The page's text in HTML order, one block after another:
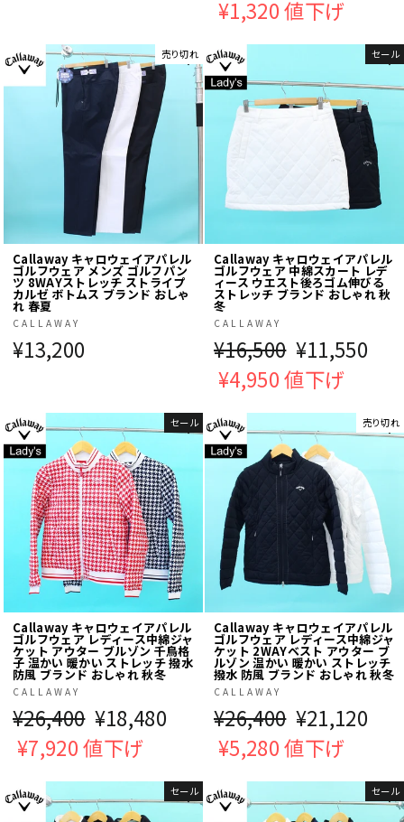
常
格
売
価
¥1,320 値下げ
売り切れ
Callaway キャロウェイアパレル
ゴルフウェア メンズ ゴルフパン
ツ 8WAYストレッチ ストライプ
カルゼ ボトムス ブランド おしゃ
れ 春夏
CALLAWAY
¥13,200
セール
Callaway キャロウェイアパレル
ゴルフウェア 中綿スカート レデ
ィース ウエスト後ろゴム伸びる
ストレッチ ブランド おしゃれ 秋
冬
CALLAWAY
通
常
格
¥16,500 販
売
価
格
¥11,550
¥4,950 値下げ
セール
Callaway キャロウェイアパレル
ゴルフウェア レディース中綿ジャ
ケット アウター ブルゾン 千鳥格
子 温かい 暖かい ストレッチ 撥水
防風 ブランド おしゃれ 秋冬
CALLAWAY
通
常
格
¥26,400 販
売
価
格
¥18,480
¥7,920 値下げ
売り切れ
Callaway キャロウェイアパレル
ゴルフウェア レディース中綿ジャ
ケット 2WAYベスト アウター ブ
ルゾン 温かい 暖かい ストレッチ
撥水 防風 ブランド おしゃれ 秋冬
CALLAWAY
通
常
格
¥26,400 販
売
価
格
¥21,120
¥5,280 値下げ
セール セール